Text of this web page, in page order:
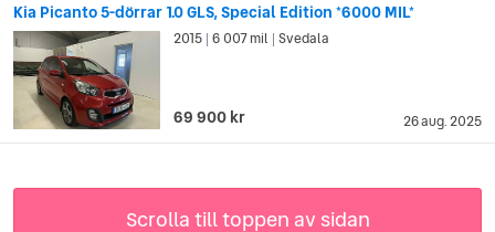
Kia Picanto 5-dörrar 1.0 GLS, Special Edition *6000 MIL*
26 aug. 2025
2015 6 007 mil Svedala
69 900 kr
Scrolla till toppen av sidan